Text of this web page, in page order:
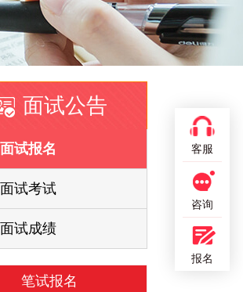
面试公告
面试报名
面试考试
面试成绩
笔试报名
客服
咨询
报名